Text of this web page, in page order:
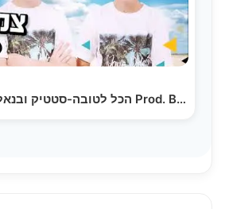
הכל לטובה-סטטיק ובנאל |צמד ילד#קאבר Prod. By Sruli)…